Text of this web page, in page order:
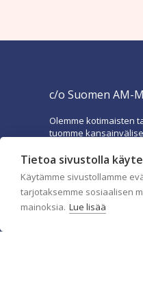
Tietoa sivustolla
Käytämme sivustollamme
tarjotaksemme sosiaalisen
mainoksia. Lue lisää
c/o Suomen AM-
Olemme kotimaisten
tuomme
trendejä
Rekisteriseloste